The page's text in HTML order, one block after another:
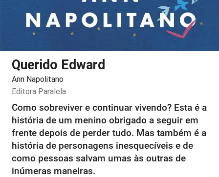
Querido Edward
Ann Napolitano
Editora Paralela
Como sobreviver e continuar vivendo? Esta é a
história de um menino obrigado a seguir em
frente depois de perder tudo. Mas também é a
história de personagens inesquecíveis e de
como pessoas salvam umas às outras de
inúmeras maneiras.